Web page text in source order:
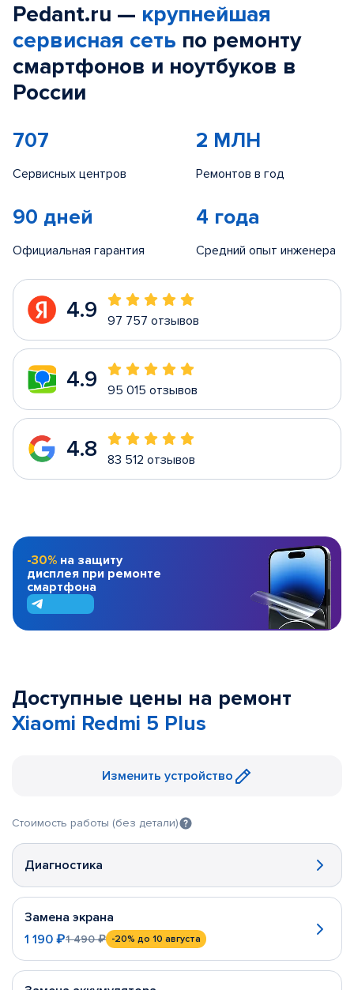
Pedant.ru — крупнейшая
сервисная сеть по ремонту
смартфонов и ноутбуков в
России
707
Сервисных центров
2 МЛН
Ремонтов в год
90 дней
Официальная гарантия
4 года
Средний опыт инженера
4.9 97 757 отзывов
4.9 95 015 отзывов
4.8 83 512 отзывов
-30% на защиту
дисплея при ремонте
смартфона
Доступные цены на ремонт
Xiaomi Redmi 5 Plus
Изменить устройство
Стоимость работы (без детали)
Диагностика
Замена экрана
1 190 ₽1 490 ₽ -20% до 10 августа